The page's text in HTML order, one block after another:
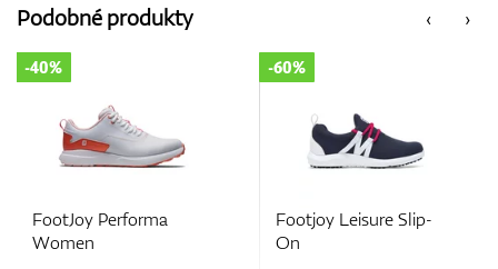
‹
Podobné produkty ›
Footjoy Leisure Slip-
On
-60%
FootJoy Pro/SL
Women
-25%